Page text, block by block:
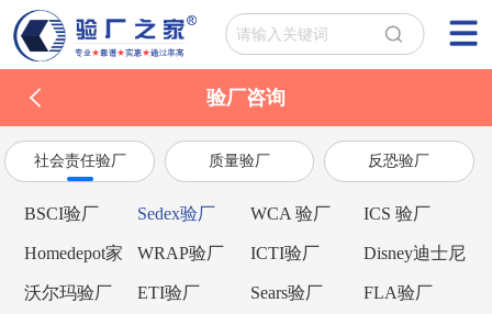
验厂咨询
社会责任验厂 质量验厂 反恐验厂
BSCI验厂 Sedex验厂 WCA 验厂 ICS 验厂
Homedepot家
得宝验厂
WRAP验厂 ICTI验厂
Disney迪士尼
验厂
沃尔玛验厂 ETI验厂 Sears验厂 FLA验厂